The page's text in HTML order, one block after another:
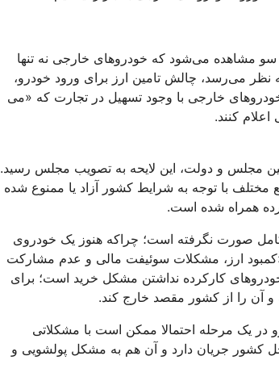
سو مشاهده می‌شود که خودروهای خارجی نه تنها
نظر می‌رسد، چالش تامین ارز برای ورود خودرو،
خارجی با وجود تسهیل در تجارت که «می
کنند.
مجلس و دولت، این لایحه به تصویب مجلس رسید.
با توجه به شرایط کشور آزاد یا ممنوع شده
همراه شده است.
شکل کامل صورت نگرفته است؛ چراکه هنوز یک خودروی
«کمبود ارز، مشکلات سوئیفت مالی و عدم مشارکت
کارکرده نداشتن مشکل خرید است؛ برای
و آن را از کشور مقصد خارج کند.
در یک مرحله احتمالا ممکن است با مشکلاتی
کشور جریان دارد و آن هم به مشکل پولشویی و